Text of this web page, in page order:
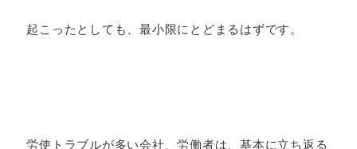
起こったとしても、最小限にとどまるはずです。
労使トラブルが多い会社、労働者は、基本に立ち返る